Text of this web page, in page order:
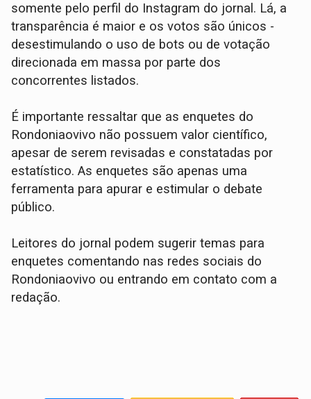
somente pelo perfil do Instagram do jornal. Lá, a
transparência é maior e os votos são únicos -
desestimulando o uso de bots ou de votação
direcionada em massa por parte dos
concorrentes listados.
É importante ressaltar que as enquetes do
Rondoniaovivo não possuem valor científico,
apesar de serem revisadas e constatadas por
estatístico. As enquetes são apenas uma
ferramenta para apurar e estimular o debate
público.
Leitores do jornal podem sugerir temas para
enquetes comentando nas redes sociais do
Rondoniaovivo ou entrando em contato com a
redação.